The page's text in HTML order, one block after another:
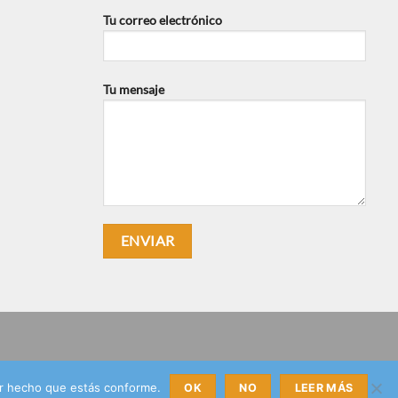
Tu correo electrónico
Tu mensaje
hecho que estás conforme. OK NO LEER MÁS